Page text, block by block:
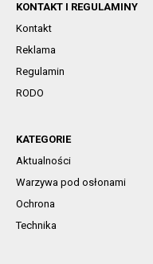
KONTAKT I REGULAMINY
Kontakt
Reklama
Regulamin
RODO
KATEGORIE
Aktualności
Warzywa pod osłonami
Ochrona
Technika